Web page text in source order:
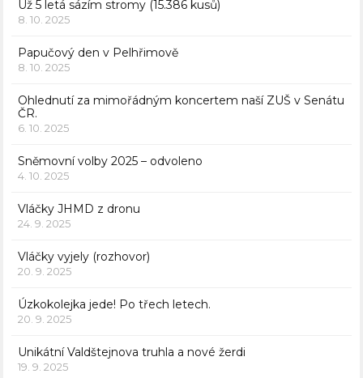
Už 5 letá sázím stromy (15.386 kusů)
8. 10. 2025
Papučový den v Pelhřimově
8. 10. 2025
Ohlednutí za mimořádným koncertem naší ZUŠ v Senátu
ČR.
6. 10. 2025
Sněmovní volby 2025 – odvoleno
4. 10. 2025
Vláčky JHMD z dronu
24. 9. 2025
Vláčky vyjely (rozhovor)
20. 9. 2025
Úzkokolejka jede! Po třech letech.
20. 9. 2025
Unikátní Valdštejnova truhla a nové žerdi
19. 9. 2025